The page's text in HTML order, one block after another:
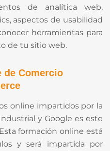
de analítica web,
aspectos de usabilidad
herramientas para
de tu sitio web.
de Comercio
online impartidos por la
y Google es este
formación online está
y será impartida por